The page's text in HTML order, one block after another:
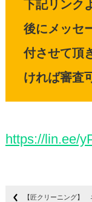
下記リンク
後にメッセ
付させて頂
ければ審査
https://lin.ee/
【匠クリーニング】